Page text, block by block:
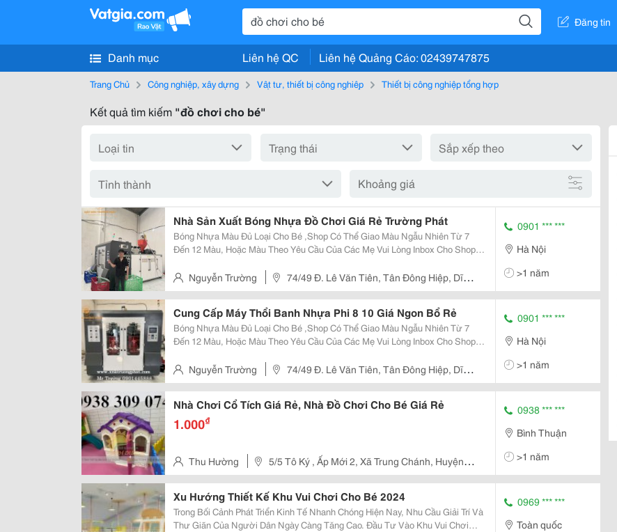
Đăng tin
Danh mục Liên hệ QC Liên hệ Quảng Cáo: 02439747875
Trang Chủ Công nghiệp, xây dựng Vật tư, thiết bị công nghiệp Thiết bị công nghiệp tổng hợp
Kết quả tìm kiếm "đồ chơi cho bé"
Khoảng giá
Nhà Sản Xuất Bóng Nhựa Đồ Chơi Giá Rẻ Trường Phát
Bóng Nhựa Màu Đủ Loại Cho Bé ,Shop Có Thể Giao Màu Ngẫu Nhiên Từ 7
Đến 12 Màu, Hoặc Màu Theo Yêu Cầu Của Các Mẹ Vui Lòng Inbox Cho Shop
Cho Bé Và Đặc Biệt Là Không Mùi Nhựa Bóng Được...
Nguyễn Trường
74/49 Đ. Lê Văn Tiên, Tân Đông Hiệp, Dĩ
An, Bình Dương, Việt Nam
0901 *** ***
Hà Nội
>1 năm
Cung Cấp Máy Thổi Banh Nhựa Phi 8 10 Giá Ngon Bổ Rẻ
Bóng Nhựa Màu Đủ Loại Cho Bé ,Shop Có Thể Giao Màu Ngẫu Nhiên Từ 7
Đến 12 Màu, Hoặc Màu Theo Yêu Cầu Của Các Mẹ Vui Lòng Inbox Cho Shop
Cho Bé Và Đặc Biệt Là Không Mùi Nhựa Bóng Được...
Nguyễn Trường
74/49 Đ. Lê Văn Tiên, Tân Đông Hiệp, Dĩ
An, Bình Dương, Việt Nam
0901 *** ***
Hà Nội
>1 năm
Nhà Chơi Cổ Tích Giá Rẻ, Nhà Đồ Chơi Cho Bé Giá Rẻ
1.000₫
Thu Hường
5/5 Tô Ký , Ấp Mới 2, Xã Trung Chánh, Huyện
Hóc Môn, Tphcm
0938 *** ***
Bình Thuận
>1 năm
Xu Hướng Thiết Kế Khu Vui Chơi Cho Bé 2024
Trong Bối Cảnh Phát Triển Kinh Tế Nhanh Chóng Hiện Nay, Nhu Cầu Giải Trí Và
Thư Giãn Của Người Dân Ngày Càng Tăng Cao. Đầu Tư Vào Khu Vui Chơi
0969 *** ***
Toàn quốc